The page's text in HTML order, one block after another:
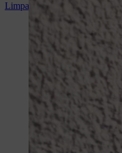
Limpar o tubo de queda